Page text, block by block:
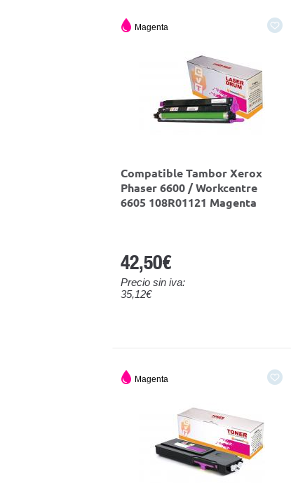
Magenta
Compatible Tambor Xerox
Phaser 6600 / Workcentre
6605 108R01121 Magenta
42,50€
Precio sin iva:
35,12€
Magenta